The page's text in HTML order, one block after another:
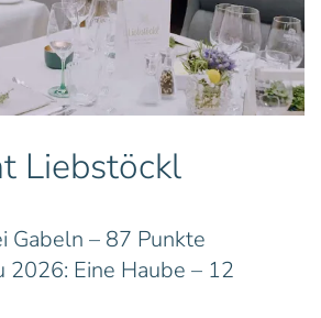
Liebstöckl
Gabeln – 87 Punkte
2026: Eine Haube – 12